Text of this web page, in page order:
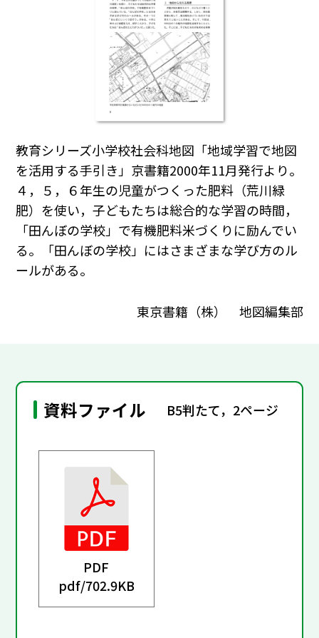
教育シリーズ小学校社会科地図「地域学習で地図
を活用する手引き」京書籍2000年11月発行より。
４，５，６年生の児童がつくった肥料（荒川緑
肥）を使い，子どもたちは総合的な学習の時間，
「田んぼの学校」で有機肥料米づくりに励んでい
る。「田んぼの学校」にはさまざまな学び方のル
ールがある。
東京書籍（株） 地図編集部
資料ファイル B5判たて，2ページ
PDF
pdf/702.9KB